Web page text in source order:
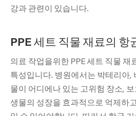
강과 관련이 있습니다.
PPE 세트 직물 재료의 항
의료 작업을위한 PPE 세트 직물 재
특성입니다. 병원에서는 박테리아,
물이 어디에나 있는 고위험 장소,
생물의 성장을 효과적으로 억제하